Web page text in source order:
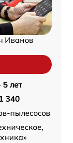
Иванов
5 лет
1 340
пылесосов